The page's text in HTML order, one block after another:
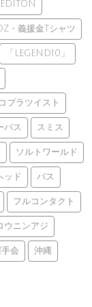
・義援金Tシャツ
「LEGEND10」
コブラツイスト
バス スミス
ソルトワールド
ッド バス
フルコンタクト
ウニンアジ
会 沖縄